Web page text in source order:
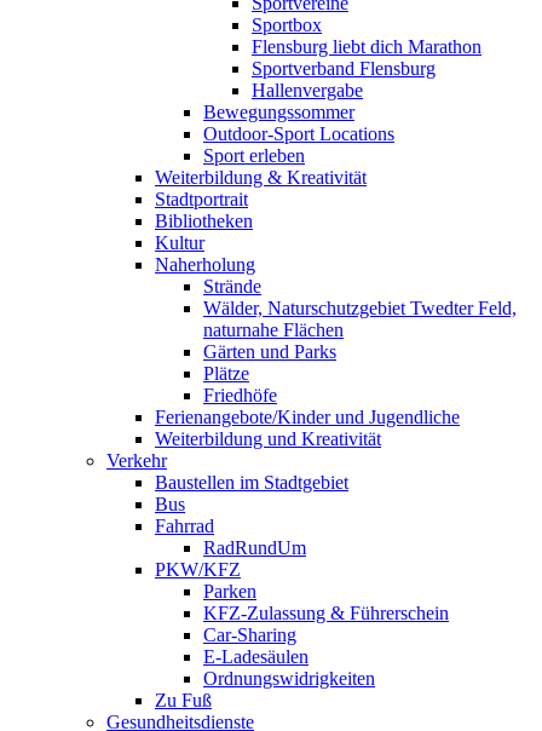
Sportbox
Flensburg liebt dich Marathon
Sportverband Flensburg
Hallenvergabe
Bewegungssommer
Outdoor-Sport Locations
Sport erleben
Weiterbildung & Kreativität
Stadtportrait
Bibliotheken
Kultur
Naherholung
Strände
Wälder, Naturschutzgebiet Twedter Feld,
naturnahe Flächen
Gärten und Parks
Plätze
Friedhöfe
Ferienangebote/Kinder und Jugendliche
Weiterbildung und Kreativität
Verkehr
Baustellen im Stadtgebiet
Bus
Fahrrad
RadRundUm
PKW/KFZ
Parken
KFZ-Zulassung & Führerschein
Car-Sharing
E-Ladesäulen
Ordnungswidrigkeiten
Zu Fuß
Gesundheitsdienste